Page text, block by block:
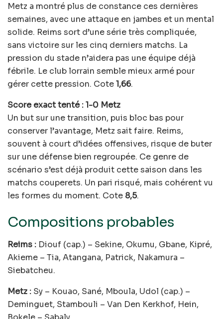
Metz a montré plus de constance ces dernières
semaines, avec une attaque en jambes et un mental
solide. Reims sort d’une série très compliquée,
sans victoire sur les cinq derniers matchs. La
pression du stade n’aidera pas une équipe déjà
fébrile. Le club lorrain semble mieux armé pour
gérer cette pression. Cote1,66.
Score exact tenté : 1-0 Metz
Un but sur une transition, puis bloc bas pour
conserver l’avantage, Metz sait faire. Reims,
souvent à court d’idées offensives, risque de buter
sur une défense bien regroupée. Ce genre de
scénario s’est déjà produit cette saison dans les
matchs couperets. Un pari risqué, mais cohérent vu
les formes du moment. Cote 8,5.
Compositions probables
Reims : Diouf (cap.) – Sekine, Okumu, Gbane, Kipré,
Akieme – Tia, Atangana, Patrick, Nakamura –
Siebatcheu.
Metz : Sy – Kouao, Sané, Mboula, Udol (cap.) –
Deminguet, Stambouli – Van Den Kerkhof, Hein,